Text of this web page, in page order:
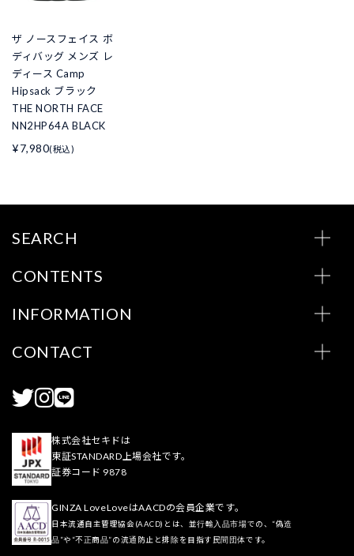
ザ ノースフェイス ボ
ディバッグ メンズ レ
ディース Camp
Hipsack ブラック
THE NORTH FACE
NN2HP64A BLACK
¥7,980(税込)
SEARCH
CONTENTS
INFORMATION
CONTACT
株式会社セキドは
東証STANDARD上場会社です。
証券コード 9878
GINZA LoveLoveはAACDの会員企業です。
日本流通自主管理協会(AACD)とは、並行輸入品市場での、“偽造
品”や“不正商品”の流通防止と排除を目指す民間団体です。